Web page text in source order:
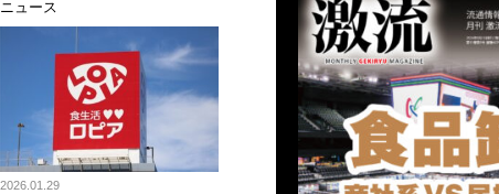
ニュース
2026.01.29